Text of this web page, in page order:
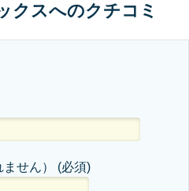
クスへのクチコミ
せん） (必須)